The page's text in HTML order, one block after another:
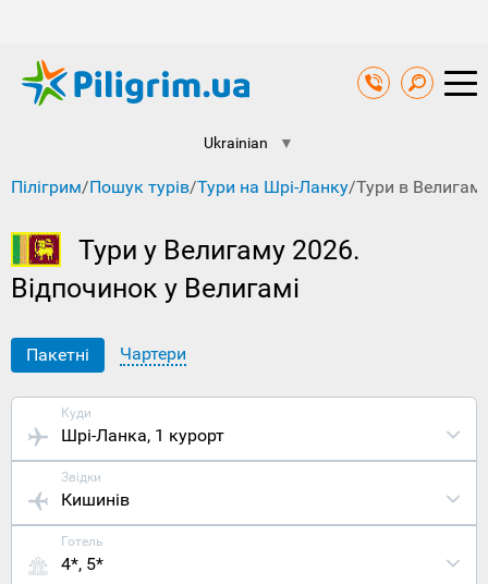
Ukrainian ▼
Пілігрим/Пошук турів/Тури на Шрі-Ланку/Тури в
Тури у Велигаму 2026.
Відпочинок у Велигамі
Пакетні Чартери
Куди
Шрі-Ланка, 1 курорт
Звідки
Кишинів
Готель
4*, 5*